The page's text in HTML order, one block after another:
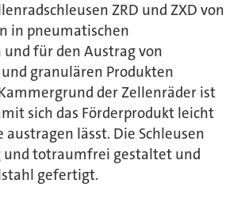
ZRD und ZXD von
in pneumatischen
und für den Austrag von
granulären Produkten
der Zellenräder ist
sich das Förderprodukt leicht
austragen lässt. Die Schleusen
und totraumfrei gestaltet und
gefertigt.